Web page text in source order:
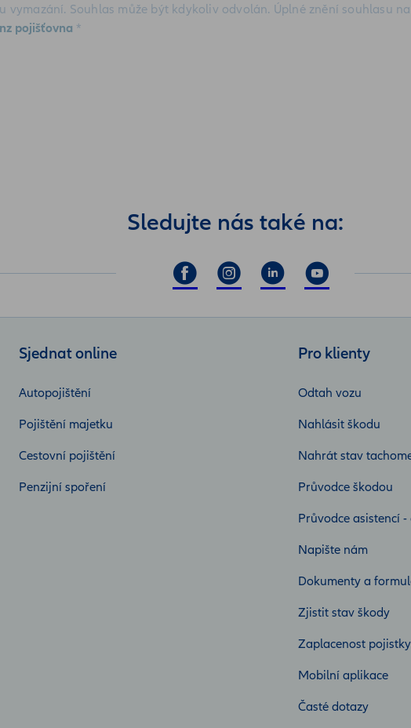
Souhlas může být kdykoliv odvolán. Úplné znění souhlasu na
pojišťovna *
Sledujte nás také na:
Sjednat online
Autopojištění
Pojištění majetku
Cestovní pojištění
Penzijní spoření
Pro klienty
Odtah vozu
Nahlásit škodu
Nahrát stav
Průvodce škodou
Průvodce asistencí
Napište nám
Dokumenty a
Zjistit stav škody
Zaplacenost pojistky
Mobilní aplikace
Časté dotazy